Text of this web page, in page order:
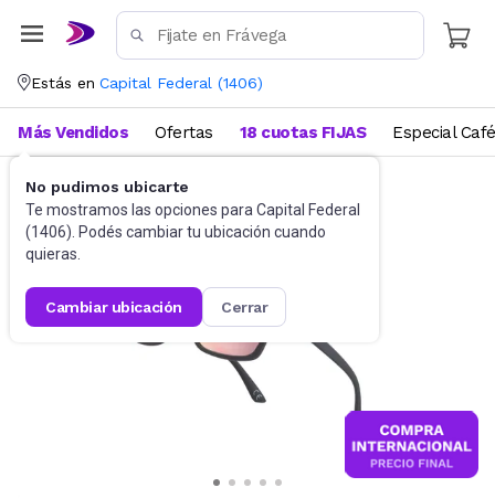
Estás en Capital Federal (1406)
No pudimos ubicarte
Te mostramos las opciones para Capital Federal
(1406). Podés cambiar tu ubicación cuando
quieras.
cambiar ubicación cerrar
Más Vendidos Ofertas 18 cuotas FIJAS Especial Café
Accesorios Anteojos de sol